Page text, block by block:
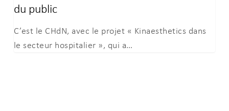
du public
C’est le CHdN, avec le projet « Kinaesthetics dans
le secteur hospitalier », qui a…